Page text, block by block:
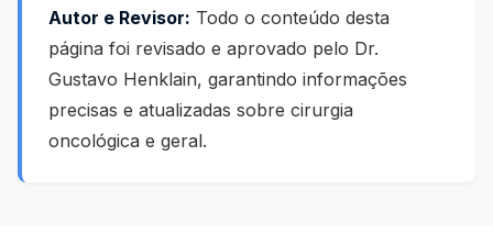
Autor e Revisor: Todo o conteúdo desta
página foi revisado e aprovado pelo Dr.
Gustavo Henklain, garantindo informações
precisas e atualizadas sobre cirurgia
oncológica e geral.